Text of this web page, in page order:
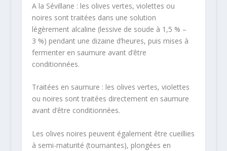
A la Sévillane : les olives vertes, violettes ou
noires sont traitées dans une solution
légèrement alcaline (lessive de soude à 1,5 % –
3 %) pendant une dizaine d’heures, puis mises à
fermenter en saumure avant d’être
conditionnées.
Traitées en saumure : les olives vertes, violettes
ou noires sont traitées directement en saumure
avant d’être conditionnées.
Les olives noires peuvent également être cueillies
à semi-maturité (tournantes), plongées en